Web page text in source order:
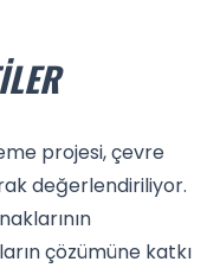
projesi, çevre
değerlendiriliyor.
çözümüne katkı